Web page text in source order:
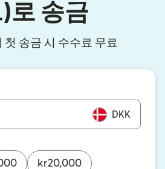
로 송금
첫 송금 시 수수료 무료
DKK
kr20,000